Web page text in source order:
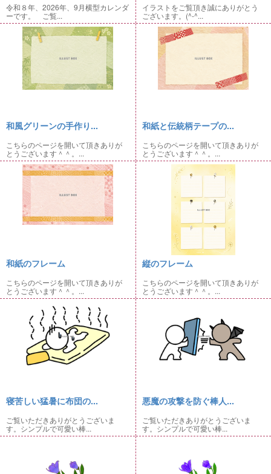
令和８年、2026年、9月横型カレンダ
ーです。 ご覧...
イラストをご覧頂き誠にありがとう
ございます。(^-^...
和風グリーンの手作り...
こちらのページを開いて頂きありが
とうございます＾＾。...
和紙と伝統柄テープの...
こちらのページを開いて頂きありが
とうございます＾＾。...
和紙のフレーム
こちらのページを開いて頂きありが
とうございます＾＾。...
縦のフレーム
こちらのページを開いて頂きありが
とうございます＾＾。...
寝苦しい猛暑に布団の...
ご覧いただきありがとうございま
す。シンプルで可愛い棒...
悪魔の攻撃を防ぐ棒人...
ご覧いただきありがとうございま
す。シンプルで可愛い棒...